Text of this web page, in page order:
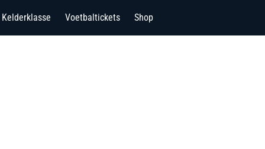
Kelderklasse Voetbaltickets Shop